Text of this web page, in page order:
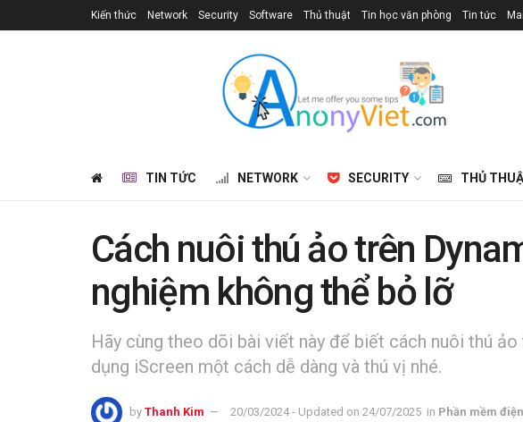
Kiến thức Network Security Software Thủ thuật Tin học văn phòng Tin tức
TIN TỨC NETWORK SECURITY THỦ
Cách nuôi thú ảo trên
nghiệm không thể bỏ lỡ
Hãy cùng theo dõi bài viết này để biết cách nuôi thú
dụng iScreen một cách dễ dàng và thú vị nhé.
by Thanh Kim 20/03/2024 - Updated on 24/07/2025 in Phần mềm